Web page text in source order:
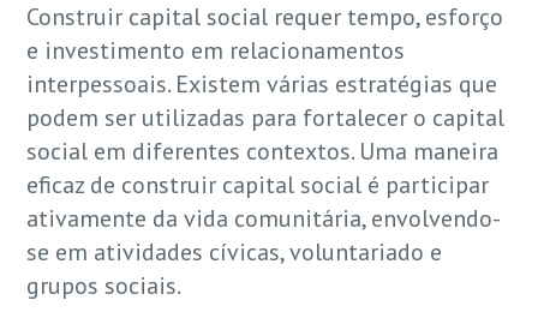
Construir capital social requer tempo, esforço
e investimento em relacionamentos
interpessoais. Existem várias estratégias que
podem ser utilizadas para fortalecer o capital
social em diferentes contextos. Uma maneira
eficaz de construir capital social é participar
ativamente da vida comunitária, envolvendo-
se em atividades cívicas, voluntariado e
grupos sociais.